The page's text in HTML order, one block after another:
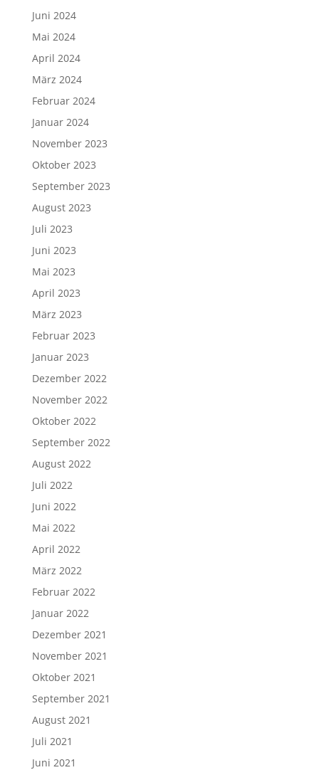
Juni 2024
Mai 2024
April 2024
März 2024
Februar 2024
Januar 2024
November 2023
Oktober 2023
September 2023
August 2023
Juli 2023
Juni 2023
Mai 2023
April 2023
März 2023
Februar 2023
Januar 2023
Dezember 2022
November 2022
Oktober 2022
September 2022
August 2022
Juli 2022
Juni 2022
Mai 2022
April 2022
März 2022
Februar 2022
Januar 2022
Dezember 2021
November 2021
Oktober 2021
September 2021
August 2021
Juli 2021
Juni 2021